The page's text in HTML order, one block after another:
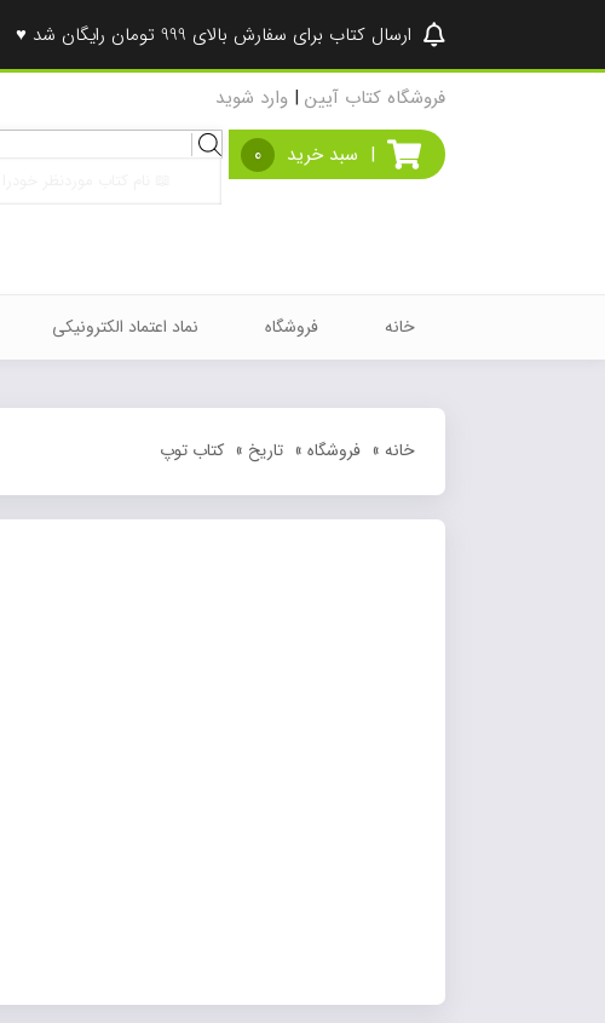
ارسال کتاب برای سفارش بالای 999 تومان رایگان شد ♥
فروشگاه کتاب آیین | وارد شوید
| سبد خرید 0
Products
خانه فروشگاه نماد اعتماد الکترونیکی
خانه » فروشگاه » تاریخ » کتاب توپ